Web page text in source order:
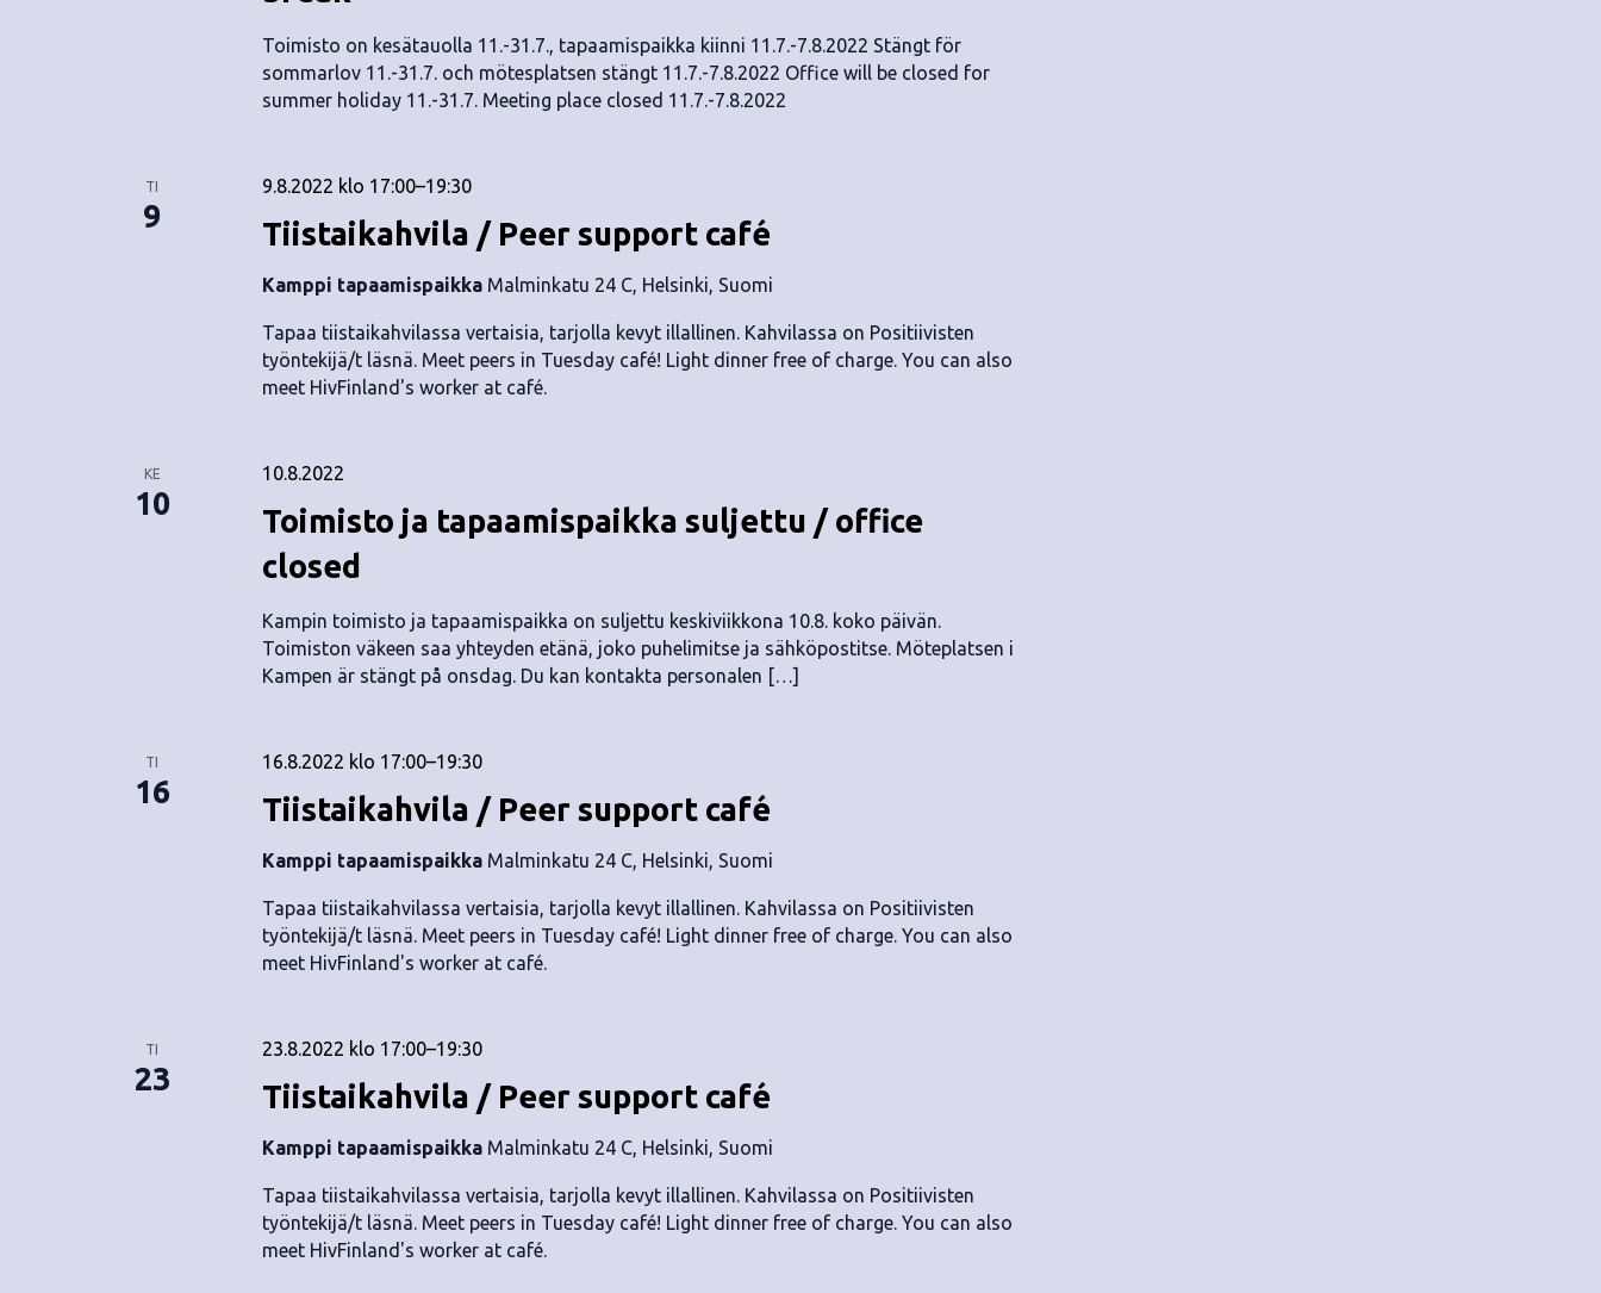
Toimisto on kesätauolla 11.-31.7., tapaamispaikka kiinni 11.7.-7.8.2022 Stängt för
sommarlov 11.-31.7. och mötesplatsen stängt 11.7.-7.8.2022 Office will be closed for
summer holiday 11.-31.7. Meeting place closed 11.7.-7.8.2022
TI
9 Tiistaikahvila / Peer support café
9.8.2022 klo 17:00–19:30
Kamppi tapaamispaikka Malminkatu 24 C, Helsinki, Suomi
Tapaa tiistaikahvilassa vertaisia, tarjolla kevyt illallinen. Kahvilassa on Positiivisten
työntekijä/t läsnä. Meet peers in Tuesday café! Light dinner free of charge. You can also
meet HivFinland's worker at café.
KE
10
Toimisto ja tapaamispaikka suljettu / office
closed
10.8.2022
Kampin toimisto ja tapaamispaikka on suljettu keskiviikkona 10.8. koko päivän.
Toimiston väkeen saa yhteyden etänä, joko puhelimitse ja sähköpostitse. Möteplatsen i
Kampen är stängt på onsdag. Du kan kontakta personalen […]
TI
16 Tiistaikahvila / Peer support café
16.8.2022 klo 17:00–19:30
Kamppi tapaamispaikka Malminkatu 24 C, Helsinki, Suomi
Tapaa tiistaikahvilassa vertaisia, tarjolla kevyt illallinen. Kahvilassa on Positiivisten
työntekijä/t läsnä. Meet peers in Tuesday café! Light dinner free of charge. You can also
meet HivFinland's worker at café.
TI
23 Tiistaikahvila / Peer support café
23.8.2022 klo 17:00–19:30
Kamppi tapaamispaikka Malminkatu 24 C, Helsinki, Suomi
Tapaa tiistaikahvilassa vertaisia, tarjolla kevyt illallinen. Kahvilassa on Positiivisten
työntekijä/t läsnä. Meet peers in Tuesday café! Light dinner free of charge. You can also
meet HivFinland's worker at café.